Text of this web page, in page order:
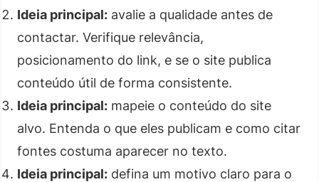
Ideia principal: avalie a qualidade antes de
contactar. Verifique relevância,
posicionamento do link, e se o site publica
conteúdo útil de forma consistente.
Ideia principal: mapeie o conteúdo do site
alvo. Entenda o que eles publicam e como citar
fontes costuma aparecer no texto.
Ideia principal: defina um motivo claro para o